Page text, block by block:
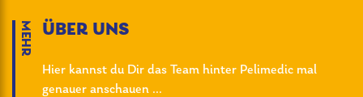
MEHR ÜBER UNS
Hier kannst du Dir das Team hinter Pelimedic mal
genauer anschauen ...